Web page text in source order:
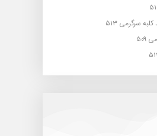
سرگرمی ۵۱۳